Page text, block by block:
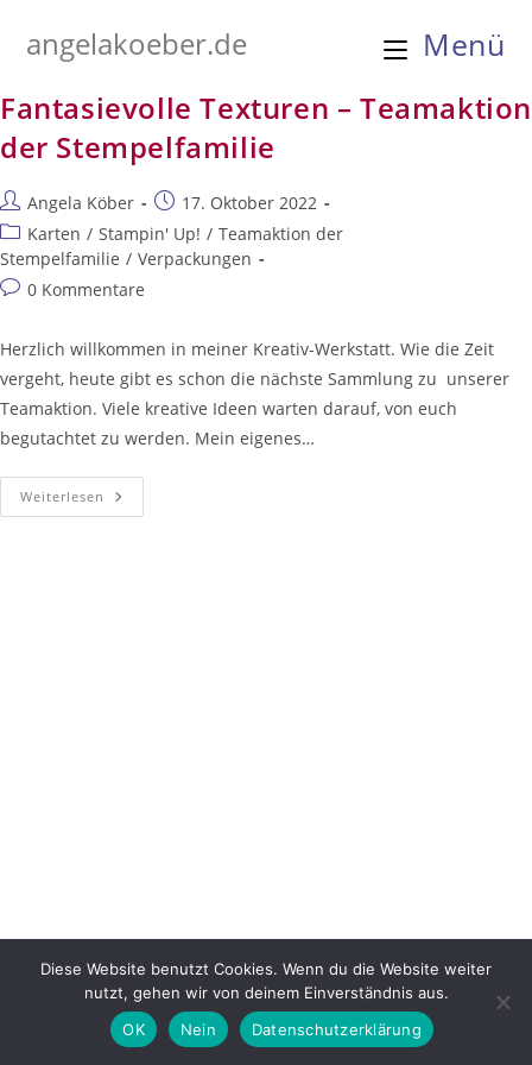
Inhaltangelakoeber.de Menü
Fantasievolle Texturen – Teamaktion
der Stempelfamilie
Beitrags-
Autor:
Angela Köber
Beitrag
veröffentlicht:
17. Oktober 2022
Beitrags-
Kategorie:
Karten / Stampin' Up! / Teamaktion der
Stempelfamilie / Verpackungen
Beitrags-
0 Kommentare
Herzlich willkommen in meiner Kreativ-Werkstatt. Wie die Zeit
vergeht, heute gibt es schon die nächste Sammlung zu unserer
Teamaktion. Viele kreative Ideen warten darauf, von euch
begutachtet zu werden. Mein eigenes…
Weiterlesen Fantasievolle
Texturen
Diese Website benutzt Cookies. Wenn du die Website weiter
nutzt, gehen wir von deinem Einverständnis aus.
OK
Nein Datenschutzerklärung